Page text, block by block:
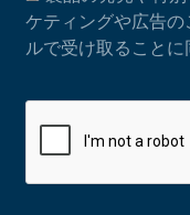
ケティングや広告
ルで受け取ることに